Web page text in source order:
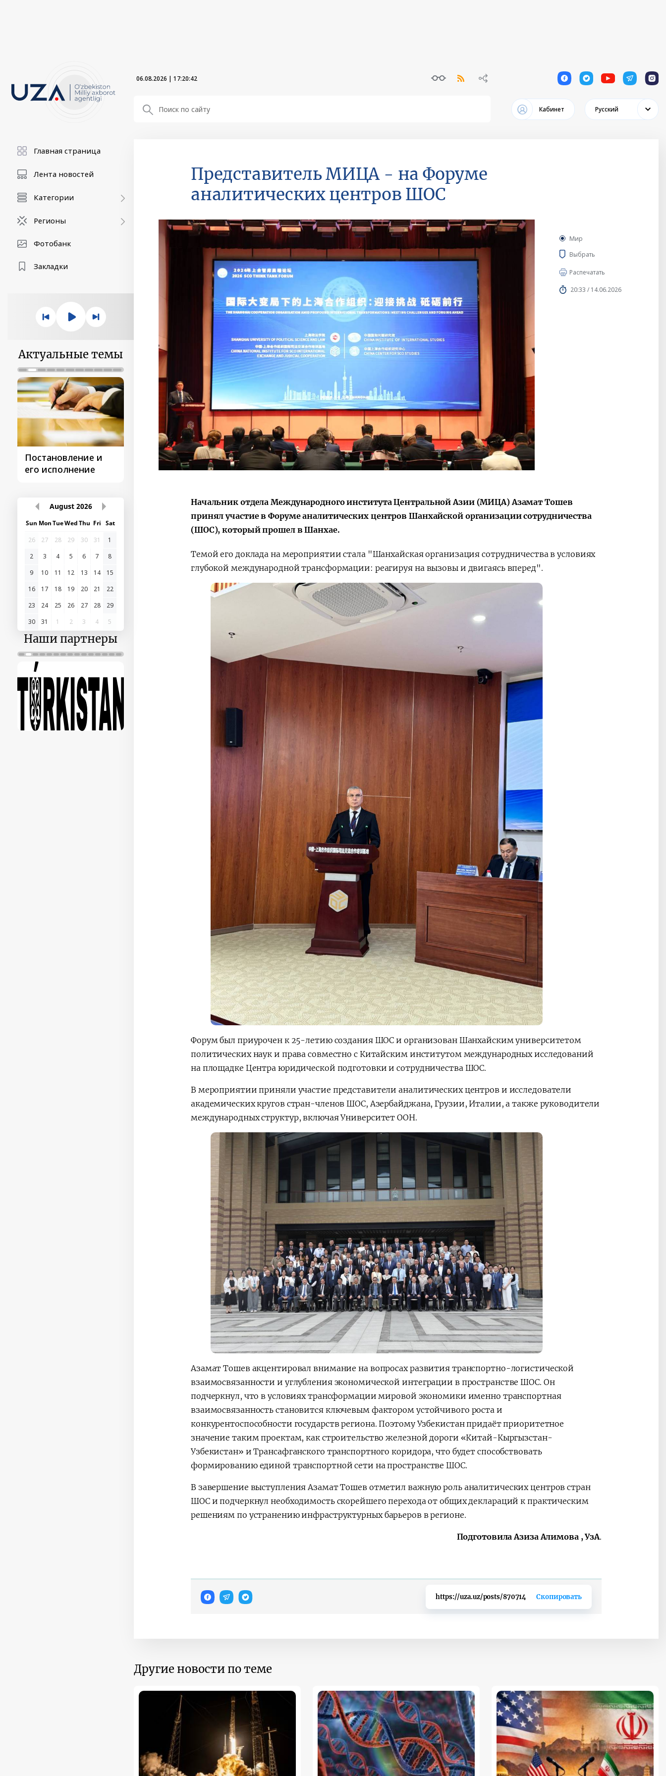
06.08.2026 | 17:20:44 1 1 1 1 1
Кабинет Русский
Главная страница
Лента новостей
Категории
Регионы
Фотобанк
Закладки
Актуальные темы
Постановление и
его исполнение
Поездки
Президента
Поручение
Президента – в
Видеоселекторные
совещания под
Шавката
Мирзиёева
После визита
Президента…
August 2026
Sun MonTueWedThu Fri Sat
26
27 28 29 30 31
1
2
3 4 5 6 7
8
9
10 11 12 13 14
15
16
17 18 19 20 21
22
23
24 25 26 27 28
29
30
31 1 2 3 4 5
Наши партнеры
Представитель МИЦА - на Форуме
аналитических центров ШОС
Мир
Выбрать
Распечатать
20:33 / 14.06.2026
Начальник отдела Международного института Центральной Азии (МИЦА) Азамат Тошев
принял участие в Форуме аналитических центров Шанхайской организации сотрудничества
(ШОС), который прошел в Шанхае.
Темой его доклада на мероприятии стала "Шанхайская организация сотрудничества в условиях
глубокой международной трансформации: реагируя на вызовы и двигаясь вперед".
Форум был приурочен к 25-летию создания ШОС и организован Шанхайским университетом
политических наук и права совместно с Китайским институтом международных исследований
на площадке Центра юридической подготовки и сотрудничества ШОС.
В мероприятии приняли участие представители аналитических центров и исследователи
академических кругов стран-членов ШОС, Азербайджана, Грузии, Италии, а также руководители
международных структур, включая Университет ООН.
Азамат Тошев акцентировал внимание на вопросах развития транспортно-логистической
взаимосвязанности и углубления экономической интеграции в пространстве ШОС. Он
подчеркнул, что в условиях трансформации мировой экономики именно транспортная
взаимосвязанность становится ключевым фактором устойчивого роста и
конкурентоспособности государств региона. Поэтому Узбекистан придаёт приоритетное
значение таким проектам, как строительство железной дороги «Китай-Кыргызстан-
Узбекистан» и Трансафганского транспортного коридора, что будет способствовать
формированию единой транспортной сети на пространстве ШОС.
В завершение выступления Азамат Тошев отметил важную роль аналитических центров стран
ШОС и подчеркнул необходимость скорейшего перехода от общих деклараций к практическим
решениям по устранениюинфраструктурных барьеров в регионе.
Подготовила Азиза Алимова , УзА.
https://uza.uz/posts/870714 Скопировать
Другие новости по теме